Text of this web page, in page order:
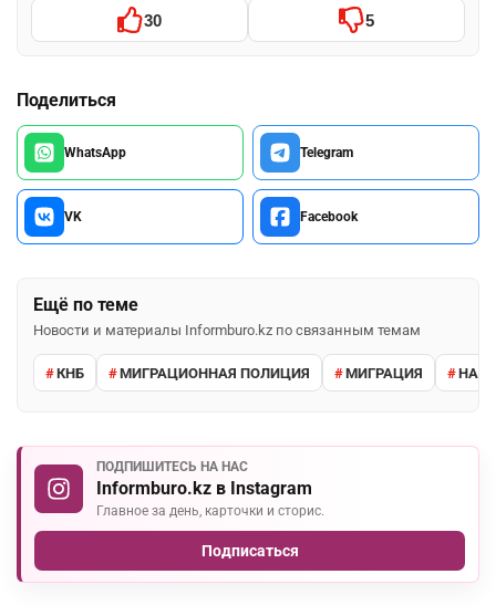
30 5
Поделиться
WhatsApp Telegram
VK Facebook
Ещё по теме
Новости и материалы Informburo.kz по связанным темам
КНБ МИГРАЦИОННАЯ ПОЛИЦИЯ МИГРАЦИЯ
ПОДПИШИТЕСЬ НА НАС
Informburo.kz в Instagram
Главное за день, карточки и сторис.
Подписаться